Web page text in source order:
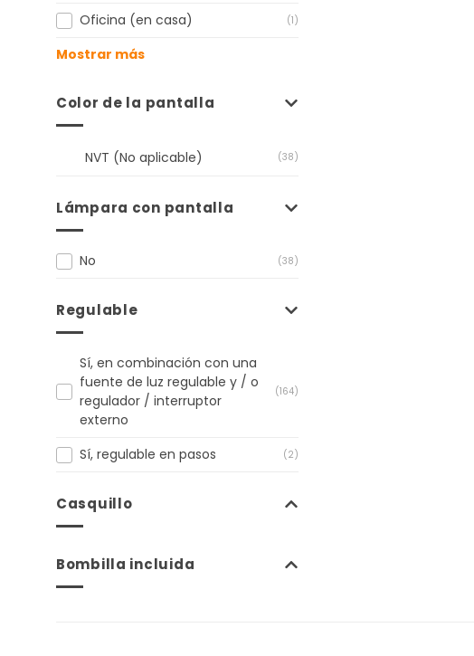
Oficina (en casa) (1)
Mostrar más
Color de la pantalla
NVT (No aplicable) (38)
Lámpara con pantalla
No (38)
Regulable
Sí, en combinación con una
fuente de luz regulable y / o
regulador / interruptor
externo
(164)
Sí, regulable en pasos (2)
Casquillo
Bombilla incluida